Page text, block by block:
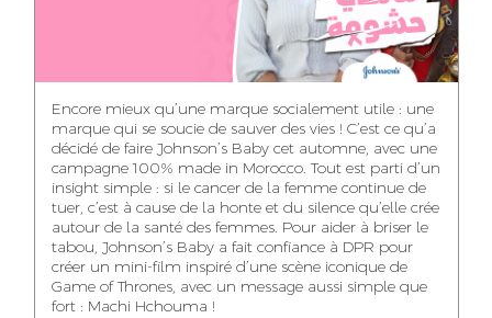
AYOUB HAMMOUDI
MOTION DESIGNER
SAWSANE LAHBIBI
PRODUCTION
DIRECTOR
KARIM OUNZAR
AUDIOVISUAL
CONTENT CREATOR
ZAKARIA BENNANI
TRAFFIC MANAGER
NOUR-ELHOUDA
YOUBI IDRISSI
PROJECT
MANAGER
Encore mieux qu’une marque socialement utile : une
marque qui se soucie de sauver des vies ! C’est ce qu’a
décidé de faire Johnson’s Baby cet automne, avec une
campagne 100% made in Morocco. Tout est parti d’un
insight simple : si le cancer de la femme continue de
tuer, c’est à cause de la honte et du silence qu’elle crée
autour de la santé des femmes. Pour aider à briser le
tabou, Johnson’s Baby a fait confiance à DPR pour
créer un mini-film inspiré d’une scène iconique de
Game of Thrones, avec un message aussi simple que
fort : Machi Hchouma !